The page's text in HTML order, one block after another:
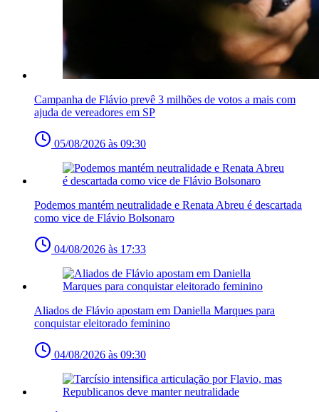
Campanha de Flávio prevê 3 milhões de votos a mais com
ajuda de vereadores em SP
05/08/2026 às 09:30
Podemos mantém neutralidade e Renata Abreu é descartada
como vice de Flávio Bolsonaro
04/08/2026 às 17:33
Aliados de Flávio apostam em Daniella Marques para
conquistar eleitorado feminino
04/08/2026 às 09:30